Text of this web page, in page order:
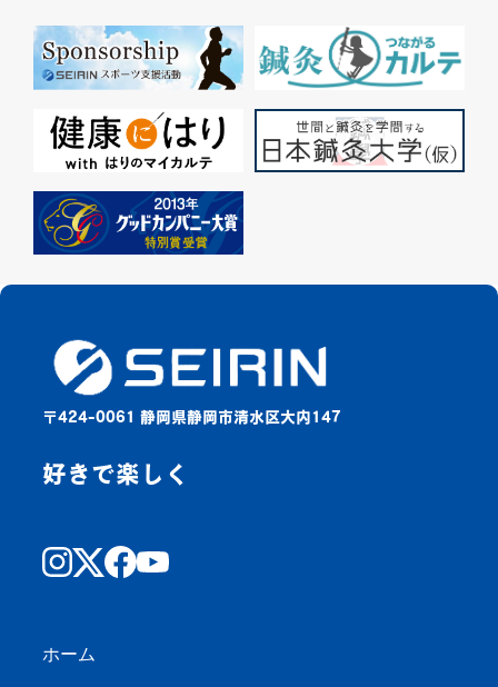
〒424-0061 静岡県静岡市清水区大内147
好きで楽しく
ホーム